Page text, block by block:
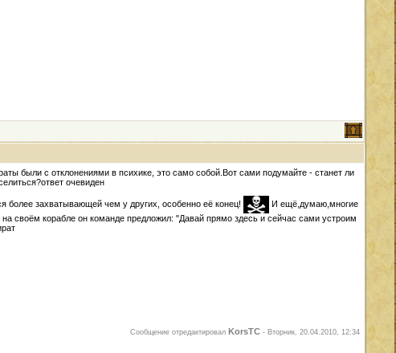
были с отклонениями в психике, это само собой.Вот сами подумайте - станет ли
очевиден
более захватывающей чем у других, особенно её конец!
И ещё,думаю,многие
своём корабле он команде предложил: "Давай прямо здесь и сейчас сами устроим
Сообщение отредактировал KorsTC - Вторник, 20.04.2010, 12:34